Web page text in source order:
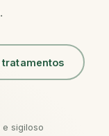
tratamentos
e sigiloso